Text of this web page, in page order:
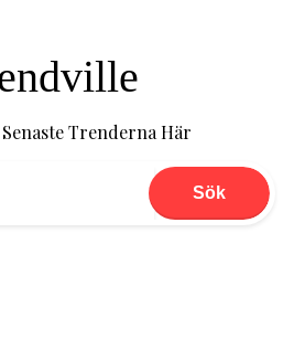
Trenderna Här
Sök